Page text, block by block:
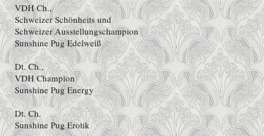
VDH Ch.,
Schweizer Schönheits und
Schweizer Ausstellungschampion
Sunshine Pug Edelweiß
Dt. Ch.,
VDH Champion
Sunshine Pug Energy
Dt. Ch.
Sunshine Pug Erotik